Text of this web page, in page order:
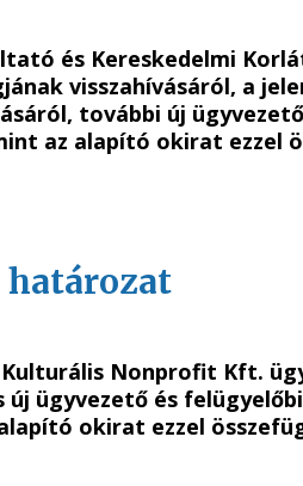
és Kereskedelmi
visszahívásáról, a
további új
az alapító okirat ezzel
határozat
Kulturális Nonprofit Kft.
új ügyvezető és
okirat ezzel